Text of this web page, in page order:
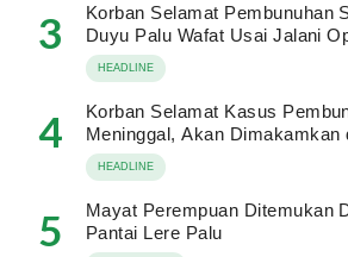
3
Korban Selamat Pembunuhan
Duyu Palu Wafat Usai Jalani
HEADLINE
4
Korban Selamat Kasus
Meninggal, Akan Dimakamkan
HEADLINE
5
Mayat Perempuan Ditemukan
Pantai Lere Palu